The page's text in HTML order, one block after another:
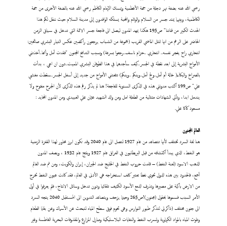
رضي الله عنه بضفة نهر دجلة من جهة الأعظمية ويمسك الإمام الكاظم رضي الله عنه بالضفة الأخرى من جهة
الكاظمية، وبينهما يمتد جسر من السلام والوئام والمحبة يسلكه الوافدون إلى مدينة السلام حيث ننقل لكم هذا
الحدث الكبير من قناتنا" ص195 هكذا يمهد المدون ليصل الى فاجعة جسر الائمة التي تدخل في سياق الزمن
الحاضر على الرغم من انها تمثل الماضي القريب (مجموعة من الشباب يرجعون راكضين عكس التيار البشري صائحين:
انتحاري راح يفجر نفسه.. انتحاري ..حزام ناسف..رجعوا بسرعة) وبسبب التدافع المجنون "فقدت أمل وأمها..أخذتني
الأمواج البشرية إلى ابعد نقطة في الجسر..كيف سأجدهما في هذا الطوفان البشري المميت..دون ان اعي ، بدأت
بالصراخ والبكاء( خالة أم أمل..ولج أمل..وينكم ..وينكم) دفعتني الأمواج من جديد إلى أسفل الجسر..سقطت مغشي
علي" ص199 اكتب مدونتي هذه في الذكرى السنوية للفاجعة! هنا لم يذكر رقم هذه الذكرى لأن الجرح مفتوح ولا
يندمل ابدا، وتأتي الشهادات متتالية من الطفلة امل ومن والد الشهيد عثمان علي العبيدي ومن المدون المحايد :
مسعود كاكا علي.
العالم المجنون
هنا لغة السرد تختلف لأنها تتصاعد من عام 1927 لتصل الى عام 2040 وقد تكون ابرز محاور لهذا القفزة الزمنية
هو النفط، الذي يبدأ اكتشافه من قبل البريطانيون في العراق عام 1927 وينتج عام 1932 ، ويصف المدون
الذهب الاسود (لعنة النفط) – قامت حروب النفط في الخليج ضد الجيران، إيران والكويت، ومن ثم ضد العالم
أجمع، فالحدود بين هذه الدول تحوي نفطا تعتبر كلف استخراجه هي الأدنى في العالم، فقد كانت عيون النفط تخرج
من الارض باكية على مصيرها وتذرف الدمع الأسود الكثيف تلقائيا ودون تدخل وسائل الانتاج، فلم يعرفوا في أول
الأمر السبب فسموها بحقول (مجنون)!ص265 وحينما يزحف ويتصاعد التدوين الى المستقبل 2040 يتجه السرد
الى جنون مختلف (ذاكرتي لتذكر طيور النوارس وهي تحوم فوق سطح المياه لتبحث عن الأسماك وعن بقايا الطعام
وتلوث المياه بالمواد الكيماوية وتسرب النفط والنفايات البلاستيكية ومبازل المزارع والمقذوفات البحرية الغاطسة وغير